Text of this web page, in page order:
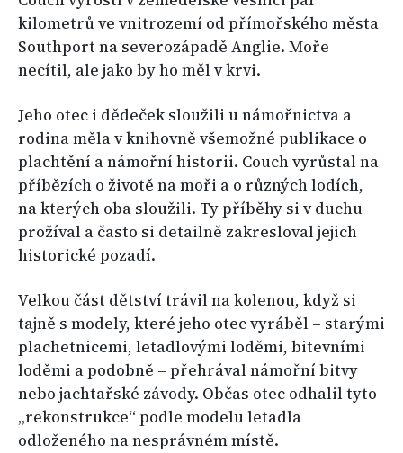
kilometrů ve vnitrozemí od přímořského města
Southport na severozápadě Anglie. Moře
necítil, ale jako by ho měl v krvi.
Jeho otec i dědeček sloužili u námořnictva a
rodina měla v knihovně všemožné publikace o
plachtění a námořní historii. Couch vyrůstal na
příbězích o životě na moři a o různých lodích,
na kterých oba sloužili. Ty příběhy si v duchu
prožíval a často si detailně zakresloval jejich
historické pozadí.
Velkou část dětství trávil na kolenou, když si
tajně s modely, které jeho otec vyráběl – starými
plachetnicemi, letadlovými loděmi, bitevními
loděmi a podobně – přehrával námořní bitvy
nebo jachtařské závody. Občas otec odhalil tyto
„rekonstrukce“ podle modelu letadla
odloženého na nesprávném místě.